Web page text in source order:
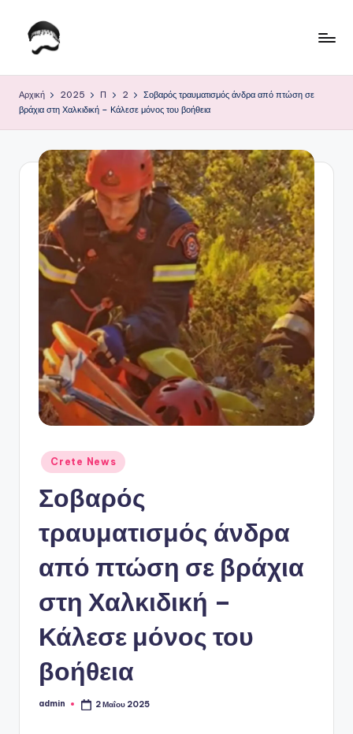
Μετάβαση
ο
Κ
P
o
Αρχική 2025 Π 2
Σοβαρός τραυματισμός άνδρα από πτώση σε
βράχια στη Χαλκιδική – Κάλεσε μόνος του βοήθεια
Αναρτήθηκε
σε
Crete News
Σοβαρός
τραυματισμός άνδρα
από πτώση σε βράχια
στη Χαλκιδική –
Κάλεσε μόνος του
βοήθεια
Συγγραφέας:
admin 2 Μαΐου 2025